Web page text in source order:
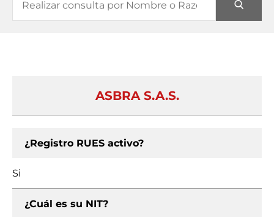
ASBRA S.A.S.
¿Registro RUES activo?
Si
¿Cuál es su NIT?